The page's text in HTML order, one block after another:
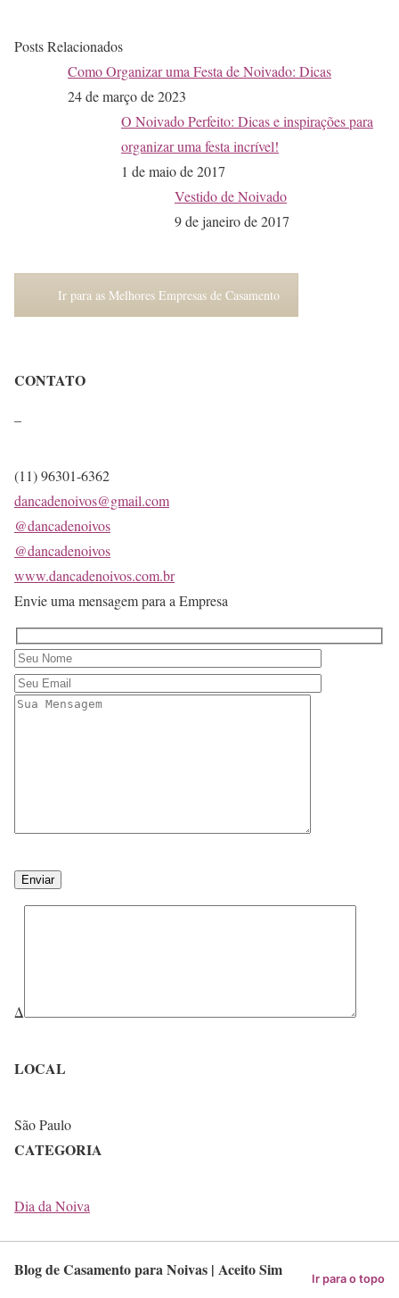
Posts Relacionados
Como Organizar uma Festa de Noivado: Dicas
24 de março de 2023
O Noivado Perfeito: Dicas e inspirações para
organizar uma festa incrível!
1 de maio de 2017
Vestido de Noivado
9 de janeiro de 2017
Ir para as Melhores Empresas de Casamento
CONTATO
–
(11) 96301-6362
dancadenoivos@gmail.com
@dancadenoivos
@dancadenoivos
www.dancadenoivos.com.br
Envie uma mensagem para a Empresa
Δ
LOCAL
São Paulo
CATEGORIA
Dia da Noiva
Blog de Casamento para Noivas | Aceito Sim Ir para o topo